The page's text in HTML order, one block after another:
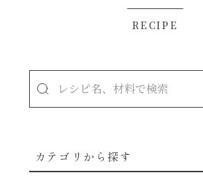
RECIPE
カテゴリから探す